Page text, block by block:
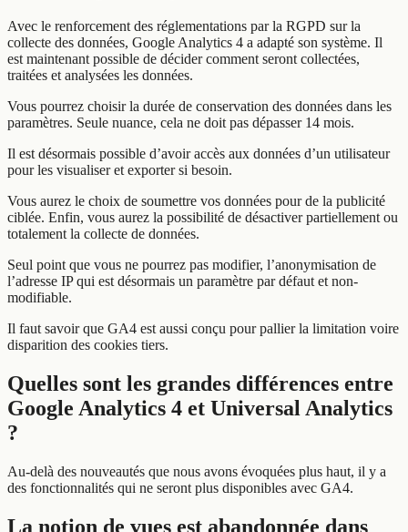
Avec le renforcement des réglementations par la RGPD sur la
collecte des données, Google Analytics 4 a adapté son système. Il
est maintenant possible de décider comment seront collectées,
traitées et analysées les données.
Vous pourrez choisir la durée de conservation des données dans les
paramètres. Seule nuance, cela ne doit pas dépasser 14 mois.
Il est désormais possible d’avoir accès aux données d’un utilisateur
pour les visualiser et exporter si besoin.
Vous aurez le choix de soumettre vos données pour de la publicité
ciblée. Enfin, vous aurez la possibilité de désactiver partiellement ou
totalement la collecte de données.
Seul point que vous ne pourrez pas modifier, l’anonymisation de
l’adresse IP qui est désormais un paramètre par défaut et non-
modifiable.
Il faut savoir que GA4 est aussi conçu pour pallier la limitation voire
disparition des cookies tiers.
Quelles sont les grandes différences entre
Google Analytics 4 et Universal Analytics
?
Au-delà des nouveautés que nous avons évoquées plus haut, il y a
des fonctionnalités qui ne seront plus disponibles avec GA4.
La notion de vues est abandonnée dans